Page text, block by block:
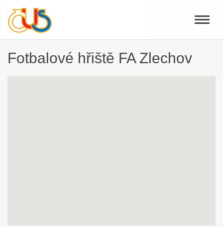
Toggle
Fotbalové hřiště FA Zlechov